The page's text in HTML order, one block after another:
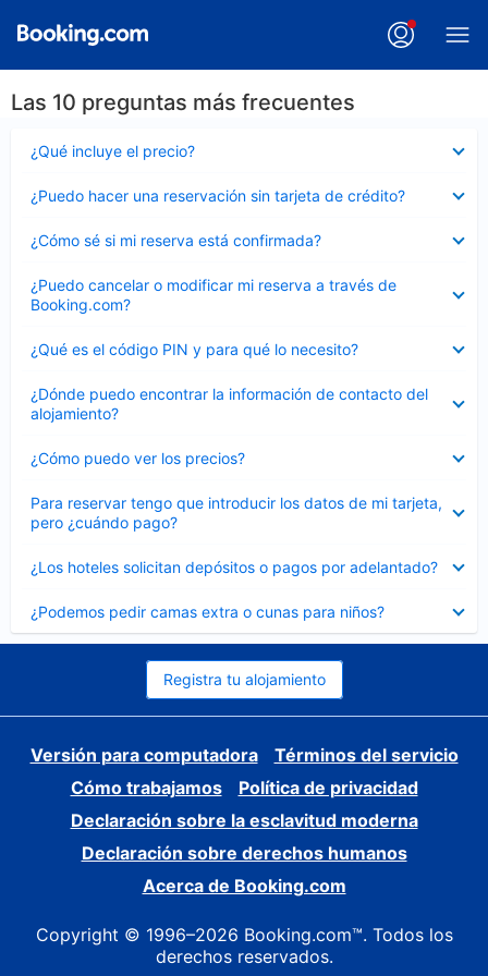
Las 10 preguntas más frecuentes
¿Qué incluye el precio?
cerrado
¿Puedo hacer una reservación sin tarjeta de crédito?
cerrado
¿Cómo sé si mi reserva está confirmada?
cerrado
¿Puedo cancelar o modificar mi reserva a través de
Booking.com?
cerrado
¿Qué es el código PIN y para qué lo necesito?
cerrado
¿Dónde puedo encontrar la información de contacto del
alojamiento?
cerrado
¿Cómo puedo ver los precios?
cerrado
Para reservar tengo que introducir los datos de mi tarjeta,
pero ¿cuándo pago?
cerrado
¿Los hoteles solicitan depósitos o pagos por adelantado?
cerrado
¿Podemos pedir camas extra o cunas para niños?
cerrado
Registra tu alojamiento
Versión para computadora
Términos del servicio
Cómo trabajamos
Política de privacidad
Declaración sobre la esclavitud moderna
Declaración sobre derechos humanos
Acerca de Booking.com
Copyright © 1996–2026 Booking.com™. Todos los
derechos reservados.